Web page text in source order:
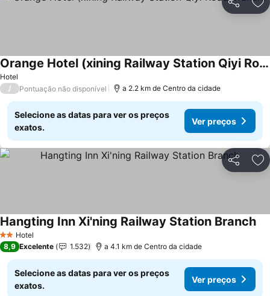
Partilhar
Hotel
Orange Hotel (xining Railway Station Qiyi Road Branch)
/ Pontuação não disponível a 2.2 km de Centro da cidade
Selecione as datas para ver os preços
exatos.
Ver preços
Partilhar
2 Estrelas
Hotel
Hangting Inn Xi'ning Railway Station Branch
8,9 Excelente 1.532 a 4.1 km de Centro da cidade
Selecione as datas para ver os preços
exatos.
Ver preços